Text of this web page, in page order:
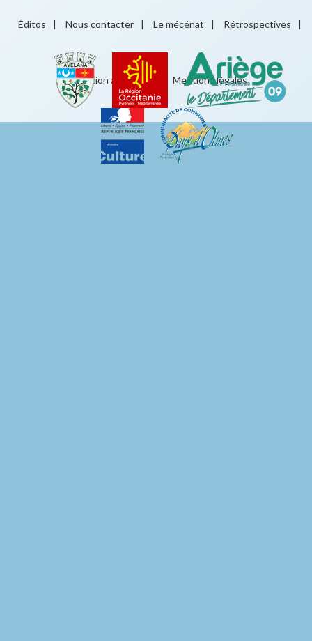
Éditos | Nous contacter | Le mécénat | Rétrospectives |
Éducation artistique Mentions légales